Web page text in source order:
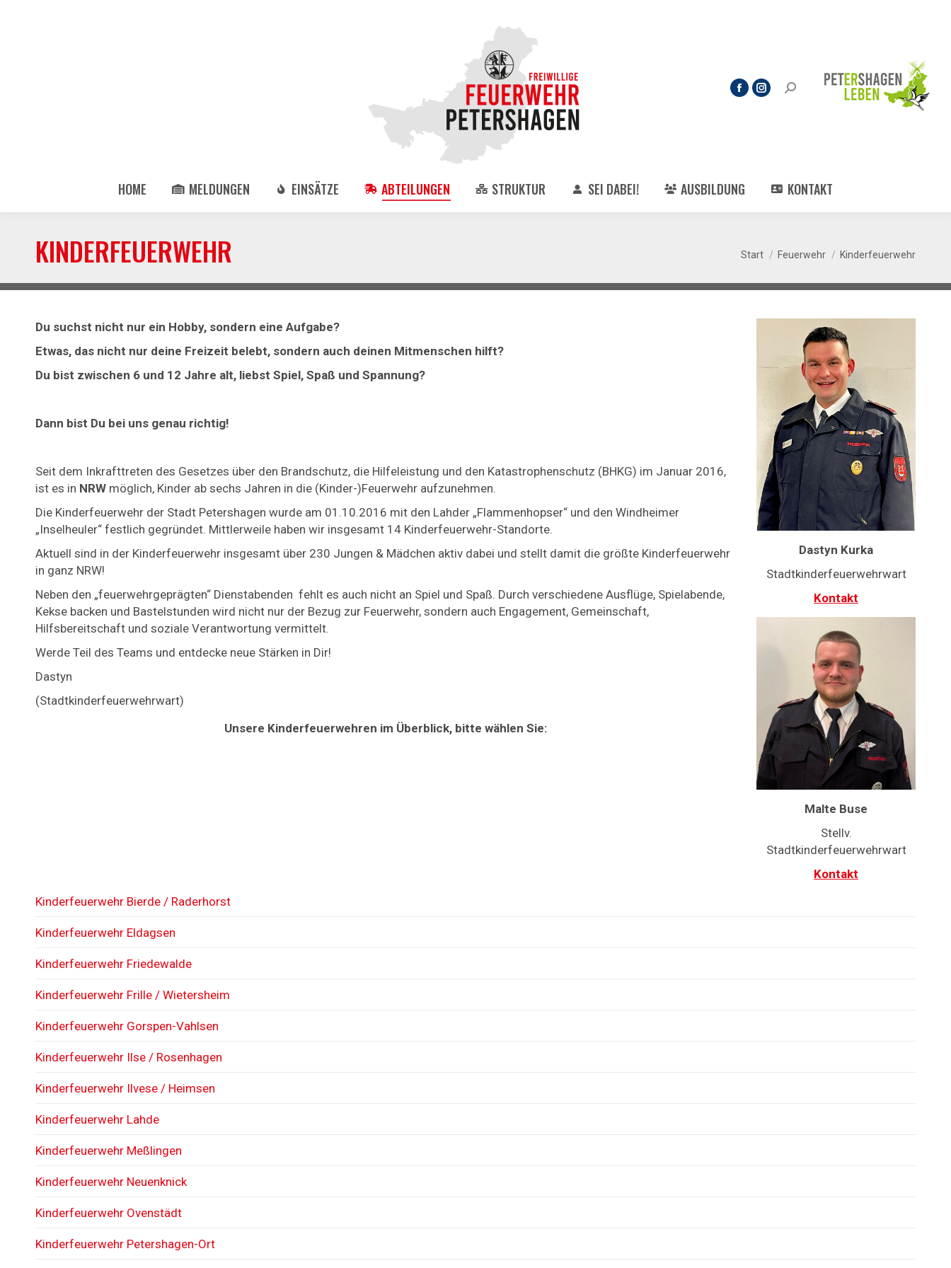
HOME MELDUNGEN EINSÄTZE ABTEILUNGEN STRUKTUR SEI DABEI! AUSBILDUNG KONTAKT
KINDERFEUERWEHR Sie befinden sich hier:
Start Feuerwehr Kinderfeuerwehr
Du suchst nicht nur ein Hobby, sondern eine Aufgabe?
Etwas, das nicht nur deine Freizeit belebt, sondern auch deinen Mitmenschen hilft?
Du bist zwischen 6 und 12 Jahre alt, liebst Spiel, Spaß und Spannung?
Dann bist Du bei uns genau richtig!
Seit dem Inkrafttreten des Gesetzes über den Brandschutz, die Hilfeleistung und den Katastrophenschutz (BHKG) im Januar 2016,
ist es in NRW möglich, Kinder ab sechs Jahren in die (Kinder-)Feuerwehr aufzunehmen.
Die Kinderfeuerwehr der Stadt Petershagen wurde am 01.10.2016 mit den Lahder „Flammenhopser“ und den Windheimer
„Inselheuler“ festlich gegründet. Mittlerweile haben wir insgesamt 14 Kinderfeuerwehr-Standorte.
Aktuell sind in der Kinderfeuerwehr insgesamt über 230 Jungen & Mädchen aktiv dabei und stellt damit die größte Kinderfeuerwehr
in ganz NRW!
Neben den „feuerwehrgeprägten“ Dienstabenden fehlt es auch nicht an Spiel und Spaß. Durch verschiedene Ausflüge, Spielabende,
Kekse backen und Bastelstunden wird nicht nur der Bezug zur Feuerwehr, sondern auch Engagement, Gemeinschaft,
Hilfsbereitschaft und soziale Verantwortung vermittelt.
Werde Teil des Teams und entdecke neue Stärken in Dir!
Dastyn
(Stadtkinderfeuerwehrwart)
Unsere Kinderfeuerwehren im Überblick, bitte wählen Sie:
Dastyn Kurka
Stadtkinderfeuerwehrwart
Kontakt
Malte Buse
Stellv.
Stadtkinderfeuerwehrwart
Kontakt
Kinderfeuerwehr Bierde / Raderhorst
Kinderfeuerwehr Eldagsen
Kinderfeuerwehr Friedewalde
Kinderfeuerwehr Frille / Wietersheim
Kinderfeuerwehr Gorspen-Vahlsen
Kinderfeuerwehr Ilse / Rosenhagen
Kinderfeuerwehr Ilvese / Heimsen
Kinderfeuerwehr Lahde
Kinderfeuerwehr Meßlingen
Kinderfeuerwehr Neuenknick
Kinderfeuerwehr Ovenstädt
Kinderfeuerwehr Petershagen-Ort